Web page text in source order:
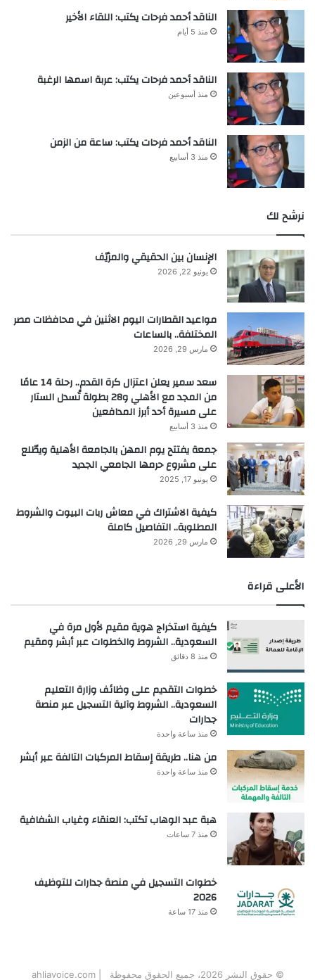
الناقد أحمد فرحات يكتب: اللقاء الأخير
منذ 5 أيام
الناقد أحمد فرحات يكتب: عربة اسمها الرغبة
منذ أسبوعين
الناقد أحمد فرحات يكتب: ساعة من الزمن
منذ 3 أسابيع
نرشح لك
الإنسان بين الحقيقي والمزيّف
يونيو 22, 2026
مواعيد القطارات اليوم الاثنين في محافظات مصر
المختلفة.. بالساعات
مارس 29, 2026
سعد سمير يعلن اعتزال كرة القدم.. رحلة 14 عامًا
من المجد مع الأهلي و28 بطولة تُسدل الستار
على مسيرة أحد أبرز المدافعين
منذ 3 أسابيع
جمعة يفتتح يوم المهن بالجامعة الأهلية ويطّلع
على مشروع حرمها الجامعي الجديد
يونيو 17, 2025
كيفية الاشتراك في معاش ربات البيوت والشروط
المطلوبة.. التفاصيل كاملة
مارس 29, 2026
الأعلى قراءة
كيفية استخراج هوية مقيم لأول مرة في
السعودية.. الشروط والخطوات عبر أبشر ومقيم
منذ 8 دقائق
خطوات التقديم على وظائف وزارة التعليم
السعودية.. الشروط وآلية التسجيل عبر منصة
جدارات
منذ ساعة واحدة
من هنا.. طريقة إسقاط المركبات التالفة عبر أبشر
منذ ساعة واحدة
هبة عبد الوهاب تكتب: العنقاء وغياب الشفافية
منذ 7 ساعات
خطوات التسجيل في منصة جدارات للتوظيف
2026
منذ 17 ساعة
© حقوق النشر 2026، جميع الحقوق محفوظة | ahliavoice.com